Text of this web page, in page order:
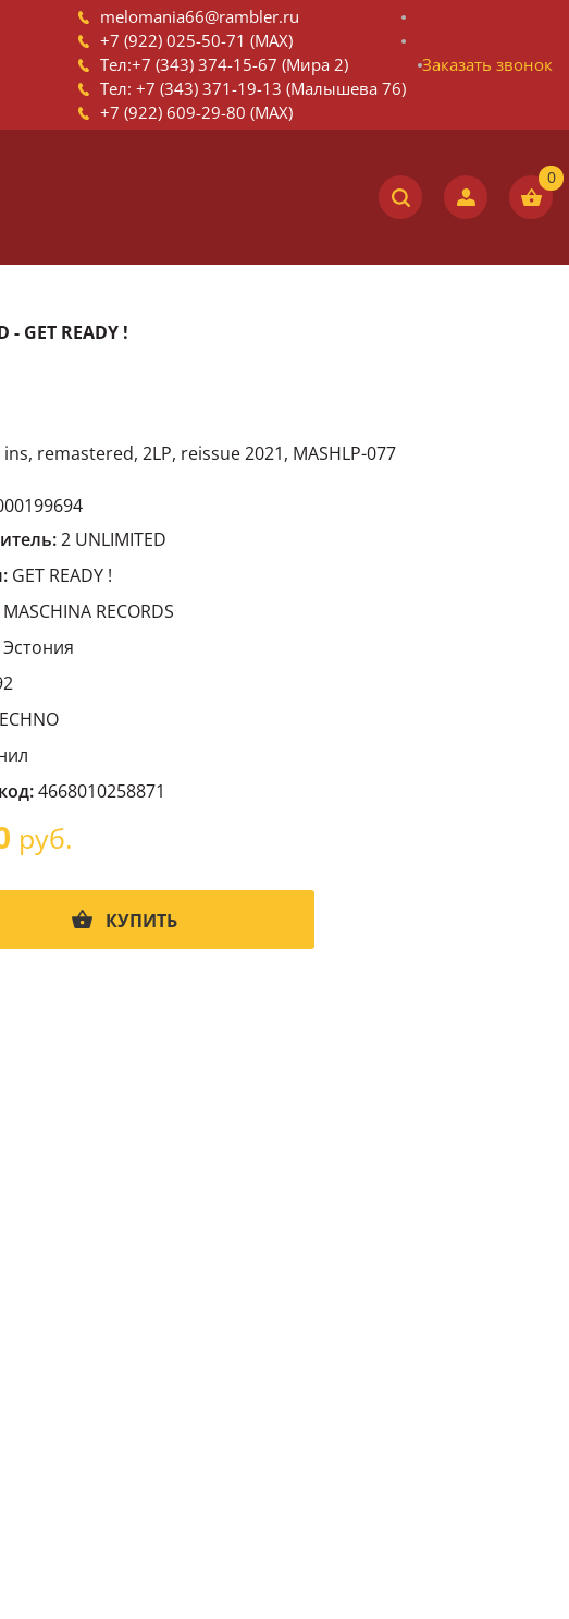
melomania66@rambler.ru
+7 (922) 025-50-71 (MAX)
Тел:+7 (343) 374-15-67 (Мира 2)
Тел: +7 (343) 371-19-13 (Малышева 76)
+7 (922) 609-29-80 (MAX)
Заказать звонок
- GET READY !
remastered, 2LP, reissue 2021, MASHLP-077
2 UNLIMITED
GET READY !
MASCHINA RECORDS
Эстония
4668010258871
руб.
КУПИТЬ